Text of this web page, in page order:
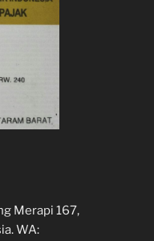
Merapi 167,
WA: